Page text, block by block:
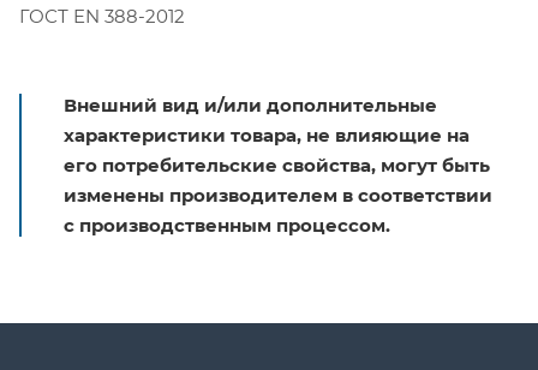
ГОСТ EN 388-2012
Внешний вид и/или дополнительные
характеристики товара, не влияющие на
его потребительские свойства, могут быть
изменены производителем в соответствии
с производственным процессом.